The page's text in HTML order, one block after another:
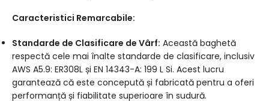
Caracteristici Remarcabile:
Standarde de Clasificare de Vârf: Această baghetă
respectă cele mai înalte standarde de clasificare, inclusiv
AWS A5.9: ER308L și EN 14343-A: 199 L Si. Acest lucru
garantează că este concepută și fabricată pentru a oferi
performanță și fiabilitate superioare în sudură.